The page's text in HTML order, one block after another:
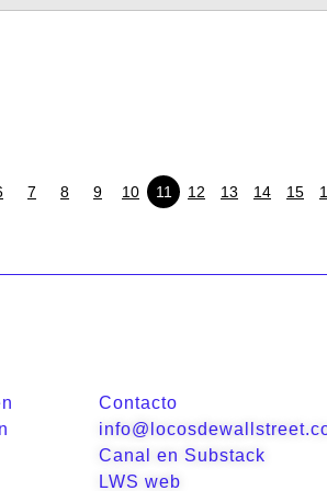
7 8 9 10 11 12 13 14 15
Contacto
Canal en Substack
LWS web